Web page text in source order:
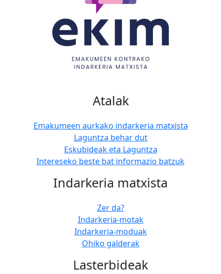
Atalak
Emakumeen aurkako indarkeria matxista
Laguntza behar dut
Eskubideak eta Laguntza
Intereseko beste bat informazio batzuk
Indarkeria matxista
Zer da?
Indarkeria-motak
Indarkeria-moduak
Ohiko galderak
Lasterbideak